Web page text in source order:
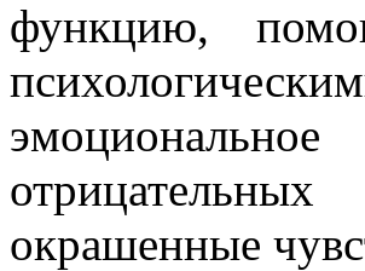
функцию,
окрашенные